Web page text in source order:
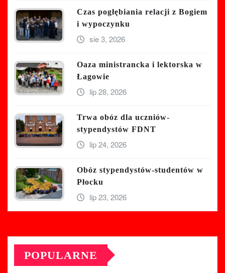
Czas pogłębiania relacji z Bogiem
i wypoczynku
sie 3, 2026
Oaza ministrancka i lektorska w
Łagowie
lip 28, 2026
Trwa obóz dla uczniów-
stypendystów FDNT
lip 24, 2026
Obóz stypendystów-studentów w
Płocku
lip 23, 2026
POPULARNE